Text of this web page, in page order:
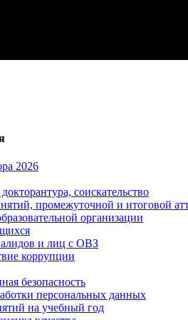
2026
соискательство
промежуточной и итоговой
организации
и лиц с ОВЗ
коррупции
безопасность
персональных данных
на учебный год